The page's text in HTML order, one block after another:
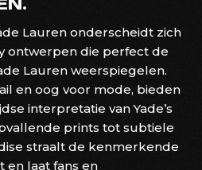
Lauren onderscheidt zich
ontwerpen die perfect de
Lauren weerspiegelen.
en oog voor mode, bieden
interpretatie van Yade’s
prints tot subtiele
straalt de kenmerkende
en laat fans en